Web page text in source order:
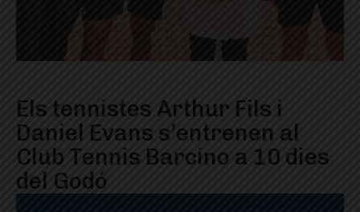
Els tennistes Arthur Fils i
Daniel Evans s’entrenen al
Club Tennis Barcino a 10 dies
del Godó